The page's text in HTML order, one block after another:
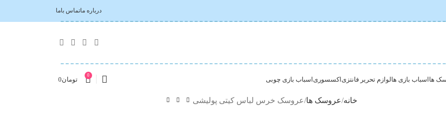
درباره ماتماس باما
هااسباب بازی هالوازم تحریر فانتزیاکسسوریاسباب بازی چوبی
0
تومان0
خانه عروسک ها عروسک خرس لباس کیتی پولیشی